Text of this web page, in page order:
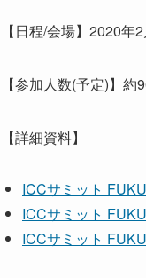
【日程/会場】2020
【参加人数(予定)】約
【詳細資料】
ICCサミット
ICCサミット
ICCサミット